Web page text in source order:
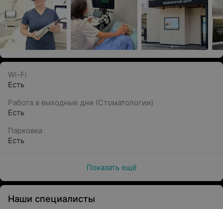
Wi-Fi
Есть
Работа в выходные дни (Стоматологии)
Есть
Парковка
Есть
Показать ещё
Наши специалисты